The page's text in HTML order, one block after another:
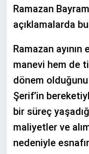
Ramazan
açıklamalarda
Ramazan
manevi hem de
dönem olduğunu
Şerif’in
bir süreç
maliyetler ve
nedeniyle